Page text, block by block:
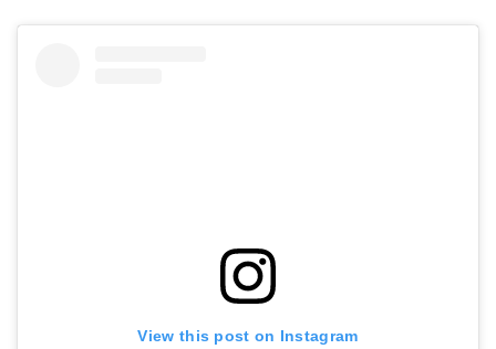
View this post on Instagram